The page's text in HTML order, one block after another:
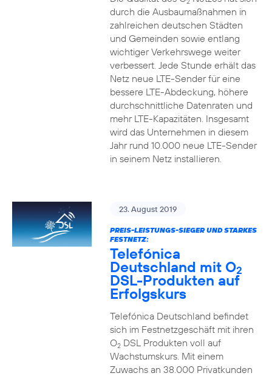
durch die Ausbaumaßnahmen in
zahlreichen deutschen Städten
und Gemeinden sowie entlang
wichtiger Verkehrswege weiter
verbessert. Jede Stunde erhält das
Netz neue LTE-Sender für eine
bessere LTE-Abdeckung, höhere
durchschnittliche Datenraten und
mehr LTE-Kapazitäten. Insgesamt
wird das Unternehmen in diesem
Jahr rund 10.000 neue LTE-Sender
in seinem Netz installieren.
23. August 2019
PREIS-LEISTUNGS-SIEGER UND STARKES
FESTNETZ:
Telefónica
Deutschland mit O2
DSL-Produkten auf
Erfolgskurs
Telefónica Deutschland befindet
sich im Festnetzgeschäft mit ihren
O2DSL Produkten voll auf
Wachstumskurs. Mit einem
Zuwachs an 38.000 Privatkunden